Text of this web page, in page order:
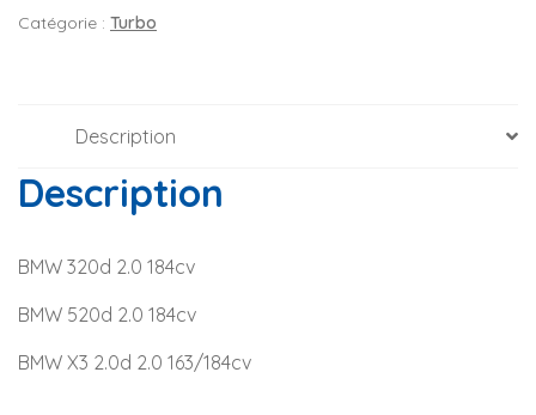
Catégorie : Turbo
Description
Description
BMW 320d 2.0 184cv
BMW 520d 2.0 184cv
BMW X3 2.0d 2.0 163/184cv